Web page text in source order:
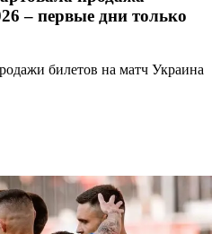
– первые дни только
билетов на матч Украина